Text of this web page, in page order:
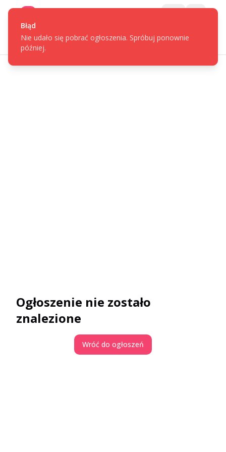
Ogłoszenie nie zostało
znalezione
Wróć do ogłoszeń
Błąd
Nie udało się pobrać ogłoszenia. Spróbuj ponownie
później.